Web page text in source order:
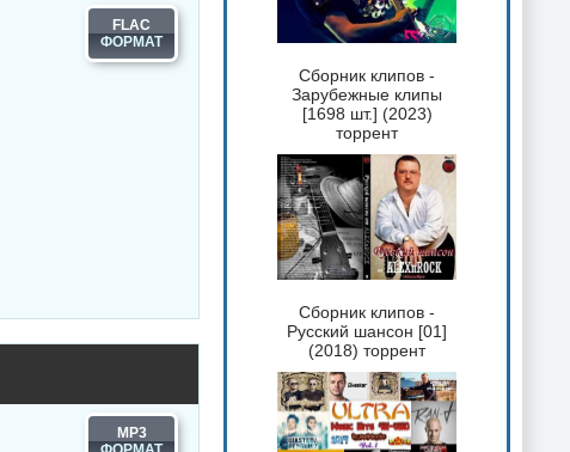
FLAC
MP3
Сборник клипов -
Зарубежные клипы
[1698 шт.] (2023)
торрент
Сборник клипов -
Русский шансон [01]
(2018) торрент